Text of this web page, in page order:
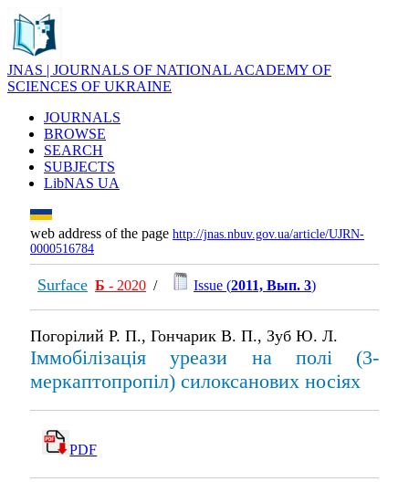
JNAS | JOURNALS OF NATIONAL ACADEMY OF
SCIENCES OF UKRAINE
JOURNALS
BROWSE
SEARCH
SUBJECTS
LibNAS UA
web address of the page http://jnas.nbuv.gov.ua/article/UJRN-
0000516784
Surface Б - 2020 / Issue (2011, Вып. 3)
Погорілий Р. П., Гончарик В. П., Зуб Ю. Л.
Іммобілізація уреази на полі (3-
меркаптопропіл) силоксанових носіях
PDF